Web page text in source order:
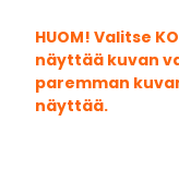
HUOM! Valitse
näyttää kuvan
paremman
näyttää.